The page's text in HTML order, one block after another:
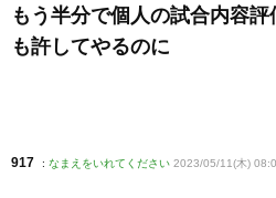
もう半分で個人の試合内容
も許してやるのに
917 : なまえをいれてください 2023/05/11(木)